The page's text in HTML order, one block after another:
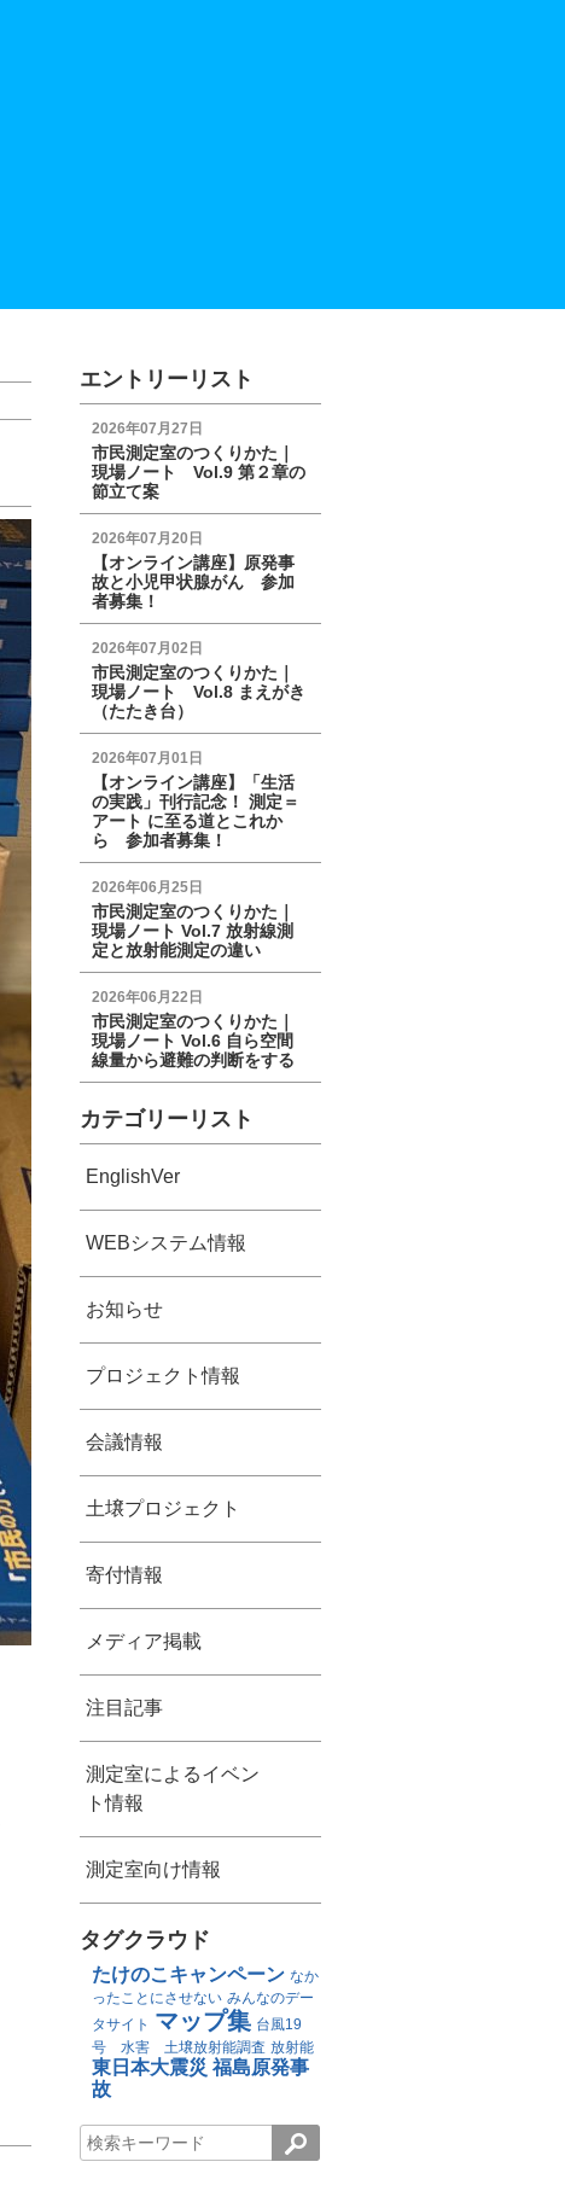
エントリーリスト
2026年07月27日
市民測定室のつくりかた｜
現場ノート Vol.9 第２章の
節立て案
2026年07月20日
【オンライン講座】原発事
故と小児甲状腺がん 参加
者募集！
2026年07月02日
市民測定室のつくりかた｜
現場ノート Vol.8 まえがき
（たたき台）
2026年07月01日
【オンライン講座】「生活
の実践」刊行記念！ 測定＝
アート に至る道とこれか
ら 参加者募集！
2026年06月25日
市民測定室のつくりかた｜
現場ノート Vol.7 放射線測
定と放射能測定の違い
2026年06月22日
市民測定室のつくりかた｜
現場ノート Vol.6 自ら空間
線量から避難の判断をする
カテゴリーリスト
EnglishVer
WEBシステム情報
お知らせ
プロジェクト情報
会議情報
土壌プロジェクト
寄付情報
メディア掲載
注目記事
測定室によるイベン
ト情報
測定室向け情報
タグクラウド
たけのこキャンペーン なか
ったことにさせない みんなのデー
タサイト マップ集 台風19
号 水害 土壌放射能調査 放射能
東日本大震災 福島原発事
故